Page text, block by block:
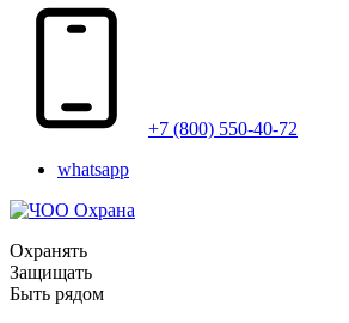
+7 (800) 550-40-72
whatsapp
Охранять
Защищать
Быть рядом